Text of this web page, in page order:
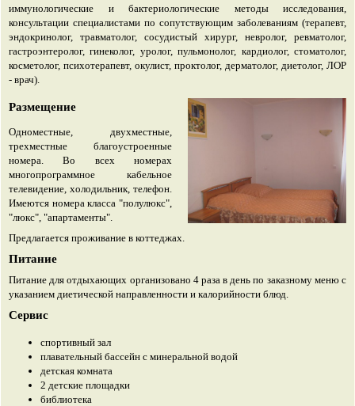
иммунологические и бактериологические методы исследования,
консультации специалистами по сопутствующим заболеваниям (терапевт,
эндокринолог, травматолог, сосудистый хирург, невролог, ревматолог,
гастроэнтеролог, гинеколог, уролог, пульмонолог, кардиолог, стоматолог,
косметолог, психотерапевт, окулист, проктолог, дерматолог, диетолог, ЛОР
- врач).
Размещение
Одноместные, двухместные,
трехместные благоустроенные
номера. Во всех номерах
многопрограммное кабельное
телевидение, холодильник, телефон.
Имеются номера класса "полулюкс",
"люкс", "апартаменты".
Предлагается проживание в коттеджах.
Питание
Питание для отдыхающих организовано 4 раза в день по заказному меню с
указанием диетической направленности и калорийности блюд.
Сервис
спортивный зал
плавательный бассейн с минеральной водой
детская комната
2 детские площадки
библиотека